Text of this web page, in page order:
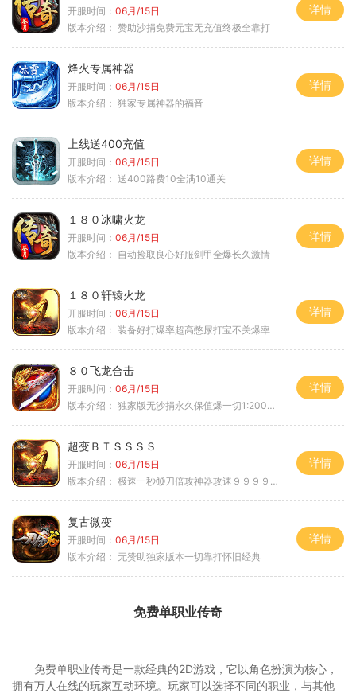
开服时间： 06月/15日
版本介绍： 赞助沙捐免费元宝无充值终极全靠打
详情
烽火专属神器
开服时间： 06月/15日
版本介绍： 独家专属神器的福音
详情
上线送400充值
开服时间： 06月/15日
版本介绍： 送400路费10全满10通关
详情
１８０冰啸火龙
开服时间： 06月/15日
版本介绍： 自动捡取良心好服剑甲全爆长久激情
详情
１８０轩辕火龙
开服时间： 06月/15日
版本介绍： 装备好打爆率超高憋尿打宝不关爆率
详情
８０飞龙合击
开服时间： 06月/15日
版本介绍： 独家版无沙捐永久保值爆一切1:2000回2
详情
超变ＢＴＳＳＳＳ
开服时间： 06月/15日
版本介绍： 极速一秒⑩刀倍攻神器攻速９９９９①挑
详情
复古微变
开服时间： 06月/15日
版本介绍： 无赞助独家版本一切靠打怀旧经典
详情
免费单职业传奇
免费单职业传奇是一款经典的2D游戏，它以角色扮演为核心，
拥有万人在线的玩家互动环境。玩家可以选择不同的职业，与其他